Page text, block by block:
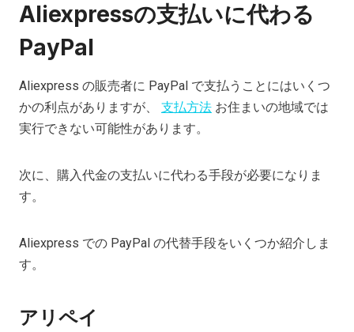
Aliexpressの支払いに代わる
PayPal
Aliexpress の販売者に PayPal で支払うことにはいくつ
かの利点がありますが、 支払方法 お住まいの地域では
実行できない可能性があります。
次に、購入代金の支払いに代わる手段が必要になりま
す。
Aliexpress での PayPal の代替手段をいくつか紹介しま
す。
アリペイ